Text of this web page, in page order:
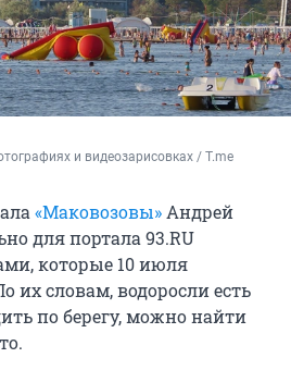
и видеозарисовках / T.me
«Маковозовы»Андрей
для портала 93.RU
которые 10 июля
их словам, водоросли есть
по берегу, можно найти